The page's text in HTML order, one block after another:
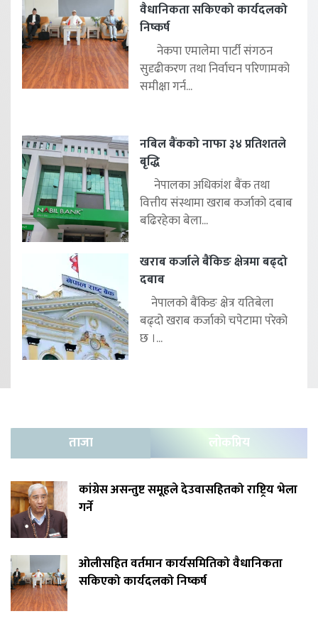
वैधानिकता सकिएको कार्यदलको
निष्कर्ष
नेकपा एमालेमा पार्टी संगठन
सुदृढीकरण तथा निर्वाचन परिणामको
समीक्षा गर्न...
नबिल बैंकको नाफा ३४ प्रतिशतले
बृद्धि
नेपालका अधिकांश बैंक तथा
वित्तीय संस्थामा खराब कर्जाको दबाब
बढिरहेका बेला...
खराब कर्जाले बैंकिङ क्षेत्रमा बढ्दो
दबाब
नेपालको बैंकिङ क्षेत्र यतिबेला
बढ्दो खराब कर्जाको चपेटामा परेको
छ ।...
ताजा लोकप्रिय
कांग्रेस असन्तुष्ट समूहले देउवासहितको राष्ट्रिय भेला
गर्ने
ओलीसहित वर्तमान कार्यसमितिको वैधानिकता
सकिएको कार्यदलको निष्कर्ष